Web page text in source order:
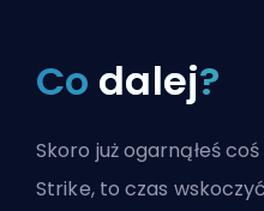
Co dalej?
Skoro już ogarnąłeś
Strike, to czas